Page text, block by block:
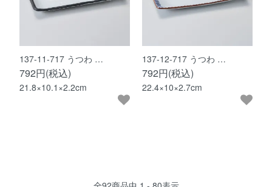
137-11-717 うつわ …
792円(税込)
21.8×10.1×2.2cm
137-12-717 うつわ …
792円(税込)
22.4×10×2.7cm